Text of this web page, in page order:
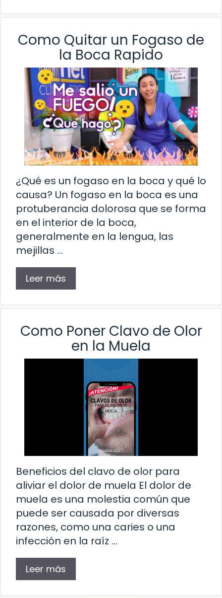
Como Quitar un Fogaso de
la Boca Rapido
¿Qué es un fogaso en la boca y qué lo
causa? Un fogaso en la boca es una
protuberancia dolorosa que se forma
en el interior de la boca,
generalmente en la lengua, las
mejillas …
Leer más
Como Poner Clavo de Olor
en la Muela
Beneficios del clavo de olor para
aliviar el dolor de muela El dolor de
muela es una molestia común que
puede ser causada por diversas
razones, como una caries o una
infección en la raíz …
Leer más